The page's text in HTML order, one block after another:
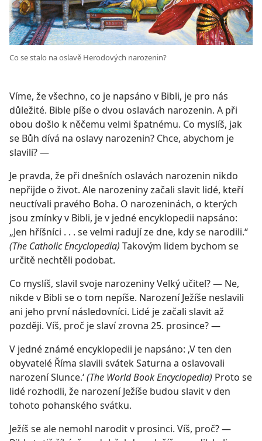
Co se stalo na oslavě Herodových narozenin?
Víme, že všechno, co je napsáno v Bibli, je pro nás
důležité. Bible píše o dvou oslavách narozenin. A při
obou došlo k něčemu velmi špatnému. Co myslíš, jak
se Bůh dívá na oslavy narozenin? Chce, abychom je
slavili? —
Je pravda, že při dnešních oslavách narozenin nikdo
nepřijde o život. Ale narozeniny začali slavit lidé, kteří
neuctívali pravého Boha. O narozeninách, o kterých
jsou zmínky v Bibli, je v jedné encyklopedii napsáno:
„Jen hříšníci . . . se velmi radují ze dne, kdy se narodili.“
(The Catholic Encyclopedia) Takovým lidem bychom se
určitě nechtěli podobat.
Co myslíš, slavil svoje narozeniny Velký učitel? — Ne,
nikde v Bibli se o tom nepíše. Narození Ježíše neslavili
ani jeho první následovníci. Lidé je začali slavit až
později. Víš, proč je slaví zrovna 25. prosince? —
V jedné známé encyklopedii je napsáno: ‚V ten den
obyvatelé Říma slavili svátek Saturna a oslavovali
narození Slunce.‘(The World Book Encyclopedia) Proto se
lidé rozhodli, že narození Ježíše budou slavit v den
tohoto pohanského svátku.
Ježíš se ale nemohl narodit v prosinci. Víš, proč? —